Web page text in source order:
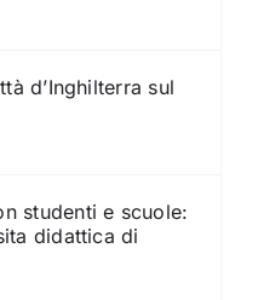
d’Inghilterra sul
studenti e scuole:
didattica di